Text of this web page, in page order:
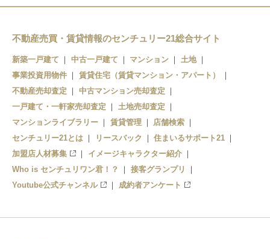
横浜
不動産売買・賃貸情報のセンチュリー21総合サイト
新築一戸建て 中古一戸建て マンション
土地
事業投資用物件
賃貸住宅（賃貸マンション・アパート）
不動産売却査定
中古マンション売却査定
一戸建て・一軒家売却査定
土地売却査定
マンションライブラリー
賃貸管理
店舗検索
センチュリー21とは
リースバック
住まいるサポート21
加盟店人材募集
イメージキャラクター紹介
Who is センチュリワン君！？
接客グランプリ
Youtube公式チャンネル
成約者アンケート